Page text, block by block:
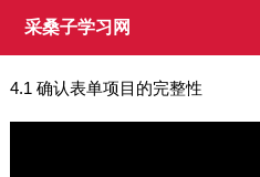
采桑子学习网
4.1 确认表单项目的完整性